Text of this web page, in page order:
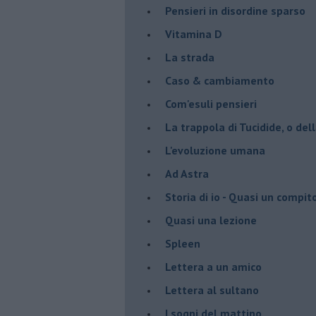
Pensieri in disordine sparso
Vitamina D
La strada
Caso & cambiamento
Com'esuli pensieri
La trappola di Tucidide, o
L'evoluzione umana
Ad Astra
Storia di io - Quasi un
Quasi una lezione
Spleen
Lettera a un amico
Lettera al sultano
I sogni del mattino